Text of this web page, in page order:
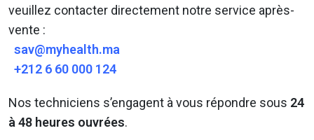
veuillez contacter directement notre service après-
vente :
sav@myhealth.ma
+212 6 60 000 124
Nos techniciens s’engagent à vous répondre sous 24
à 48 heures ouvrées.